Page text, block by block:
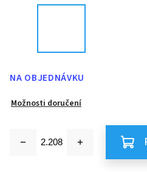
NA OBJEDNÁVKU
Možnosti doručení